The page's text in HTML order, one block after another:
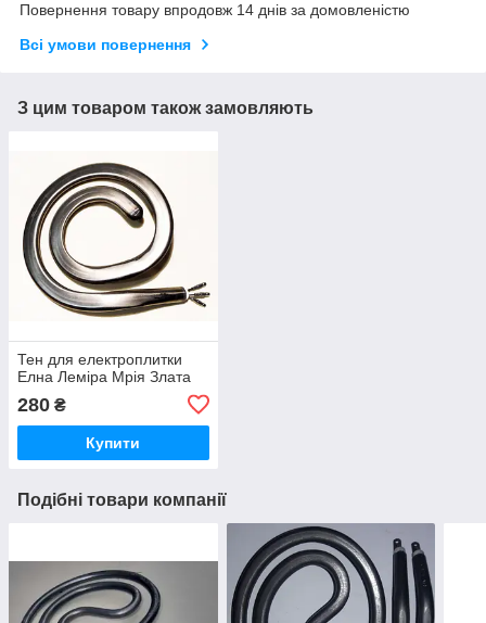
Повернення товару впродовж 14 днів за домовленістю
Всі умови повернення
З цим товаром також замовляють
Тен для електроплитки
Елна Леміра Мрія Злата
280 ₴
Купити
Подібні товари компанії